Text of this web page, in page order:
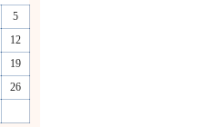
5
12
19
26